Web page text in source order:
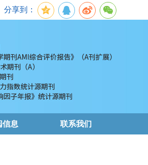
分享到：
信息 联系我们